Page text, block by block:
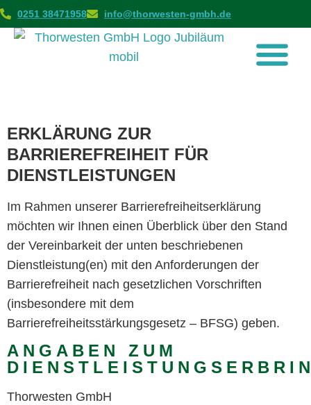
0251 38471958 info@thorwesten-gmbh.de
ERKLÄRUNG ZUR
BARRIEREFREIHEIT FÜR
DIENSTLEISTUNGEN
Im Rahmen unserer Barrierefreiheitserklärung
möchten wir Ihnen einen Überblick über den Stand
der Vereinbarkeit der unten beschriebenen
Dienstleistung(en) mit den Anforderungen der
Barrierefreiheit nach gesetzlichen Vorschriften
(insbesondere mit dem
Barrierefreiheitsstärkungsgesetz – BFSG) geben.
ANGABEN ZUM
Thorwesten GmbH